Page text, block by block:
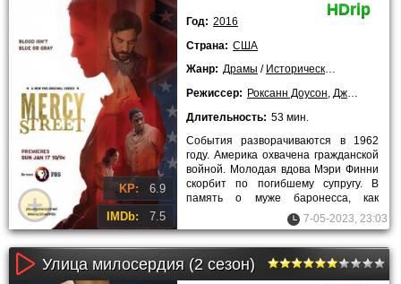
KP: 6.9
IMDb: 7.5
HDrip
Год: 2016
Страна: США
Жанр: Драмы / Исторические
Режиссер: Роксанн Доусон, Джереми Уэбб
Длительность: 53 мин.
События разворачиваются в 1962
году. Америка охвачена гражданской
войной. Молодая вдова Мэри Финни
скорбит по погибшему супругу. В
память о муже баронесса, как
истинная патриотка, решает7-05-2023, 23:03
Улица милосердия (2 сезон)